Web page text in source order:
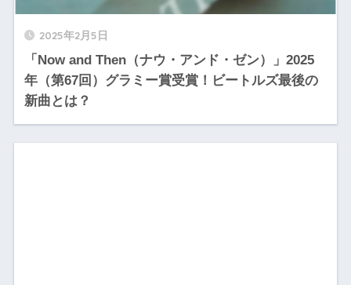
2025年2月5日
「Now and Then（ナウ・アンド・ゼン）」2025
年（第67回）グラミー賞受賞！ビートルズ最後の
新曲とは？